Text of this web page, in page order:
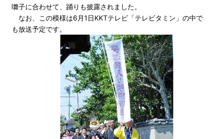
囃子に合わせて、踊りも披露されました。
なお、この模様は6月1日KKTテレビ「テレビタミン」の中で
も放送予定です。